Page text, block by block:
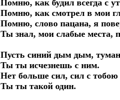
Помню, как будил всегда с
Помню, как смотрел в мои
Помню, слово пацана, я
Ты знал, мои слабые места,
Пусть синий дым дым,
Ты ты исчезнешь с ним.
Нет больше сил, сил с
Ты ты такой один.